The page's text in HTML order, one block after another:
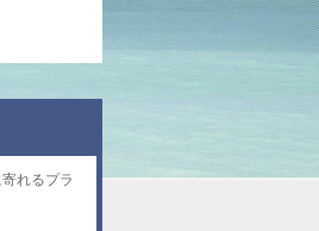
れるプラ